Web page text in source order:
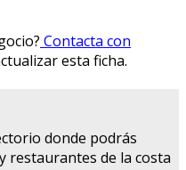
Contacta con
esta ficha.
donde podrás
restaurantes de la costa